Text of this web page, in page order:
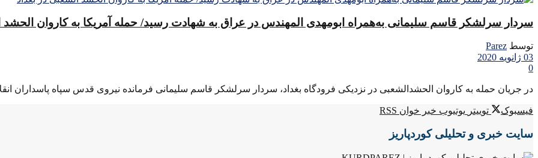
سردار سرلشکر قاسم سلیمانی به‌همراه ابومهدی المهندس در عراق به شهادت رسید/ حمله آمریکا به کاروان الحشد
توسط Parez
03 ژانویه 2020
0
در جریان حمله به کاروان الحشدالشعبی در نزدیکی فرودگاه بغداد، سردار سرلشکر قاسم سلیمانی فرمانده نیروی قدس سپاه پاسداران
فیسبوک توییتر یوتیوب خبر خوان RSS
سایت خبری و تحلیلی کوردپاریز